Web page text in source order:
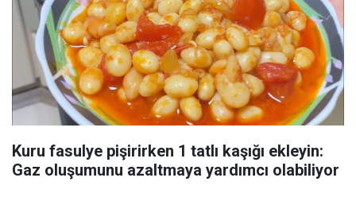
Kuru fasulye pişirirken 1 tatlı kaşığı ekleyin:
Gaz oluşumunu azaltmaya yardımcı olabiliyor